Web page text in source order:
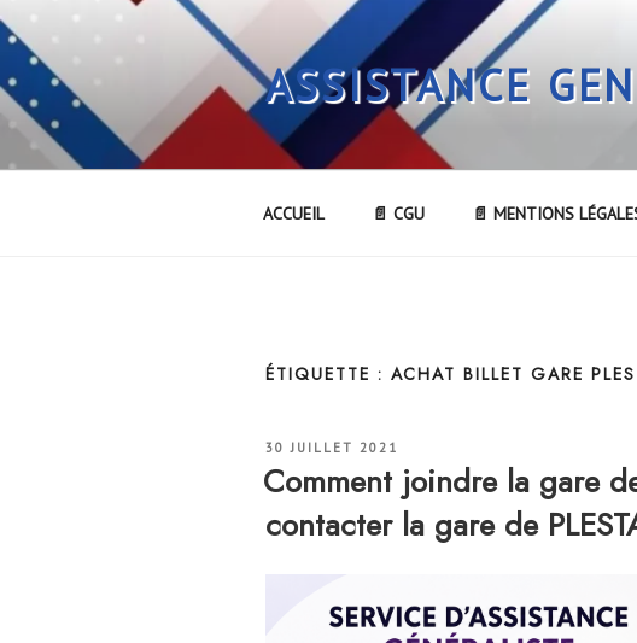
Aller
au
contenu
principal
ASSISTANCE
ACCUEIL 📄 CGU 📄 MENTIONS
ÉTIQUETTE : ACHAT BILLET GARE
PUBLIÉ
30 JUILLET 2021
Comment joindre la gare
contacter la gare de